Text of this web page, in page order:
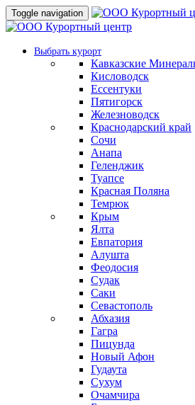
Toggle navigation
Выбрать курорт
Кавказские
Кисловодск
Ессентуки
Пятигорск
Железноводск
Краснодарский край
Сочи
Анапа
Геленджик
Туапсе
Красная Поляна
Темрюк
Крым
Ялта
Евпатория
Алушта
Феодосия
Судак
Саки
Севастополь
Абхазия
Гагра
Пицунда
Новый Афон
Гудаута
Сухум
Очамчира